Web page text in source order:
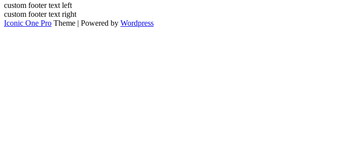
custom footer text left
custom footer text right
Iconic One Pro Theme | Powered by Wordpress